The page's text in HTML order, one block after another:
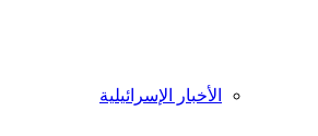
الأخبار الإسرائيلية